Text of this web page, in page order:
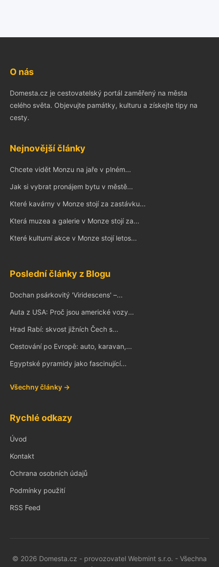
O nás
Domesta.cz je cestovatelský portál zaměřený na města
celého světa. Objevujte památky, kulturu a získejte tipy na
cesty.
Nejnovější články
Chcete vidět Monzu na jaře v plném...
Jak si vybrat pronájem bytu v městě...
Které kavárny v Monze stojí za zastávku...
Která muzea a galerie v Monze stojí za...
Které kulturní akce v Monze stojí letos...
Poslední články z Blogu
Dochan psárkovitý 'Viridescens' –...
Auta z USA: Proč jsou americké vozy...
Hrad Rabí: skvost jižních Čech s...
Cestování po Evropě: auto, karavan,...
Egyptské pyramidy jako fascinující...
Všechny články →
Rychlé odkazy
Úvod
Kontakt
Ochrana osobních údajů
Podmínky použití
RSS Feed
© 2026 Domesta.cz - provozovatel Webmint s.r.o. - Všechna